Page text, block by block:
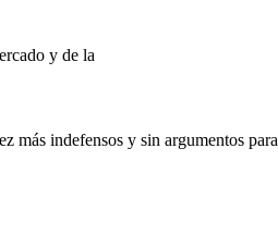
y de la
más indefensos y sin argumentos para